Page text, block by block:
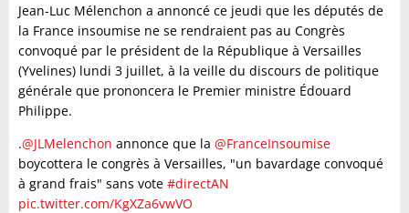
Jean-Luc Mélenchon a annoncé ce jeudi que les députés de
la France insoumise ne se rendraient pas au Congrès
convoqué par le président de la République à Versailles
(Yvelines) lundi 3 juillet, à la veille du discours de politique
générale que prononcera le Premier ministre Édouard
Philippe.
.@JLMelenchon annonce que la @FranceInsoumise
boycottera le congrès à Versailles, "un bavardage convoqué
à grand frais" sans vote #directAN
pic.twitter.com/KgXZa6vwVO